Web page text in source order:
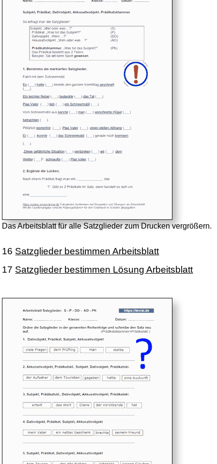
Das Arbeitsblatt für alle Satzglieder zum Drucken vergrößern.
16 Satzglieder bestimmen Arbeitsblatt
17 Satzglieder bestimmen Lösung Arbeitsblatt